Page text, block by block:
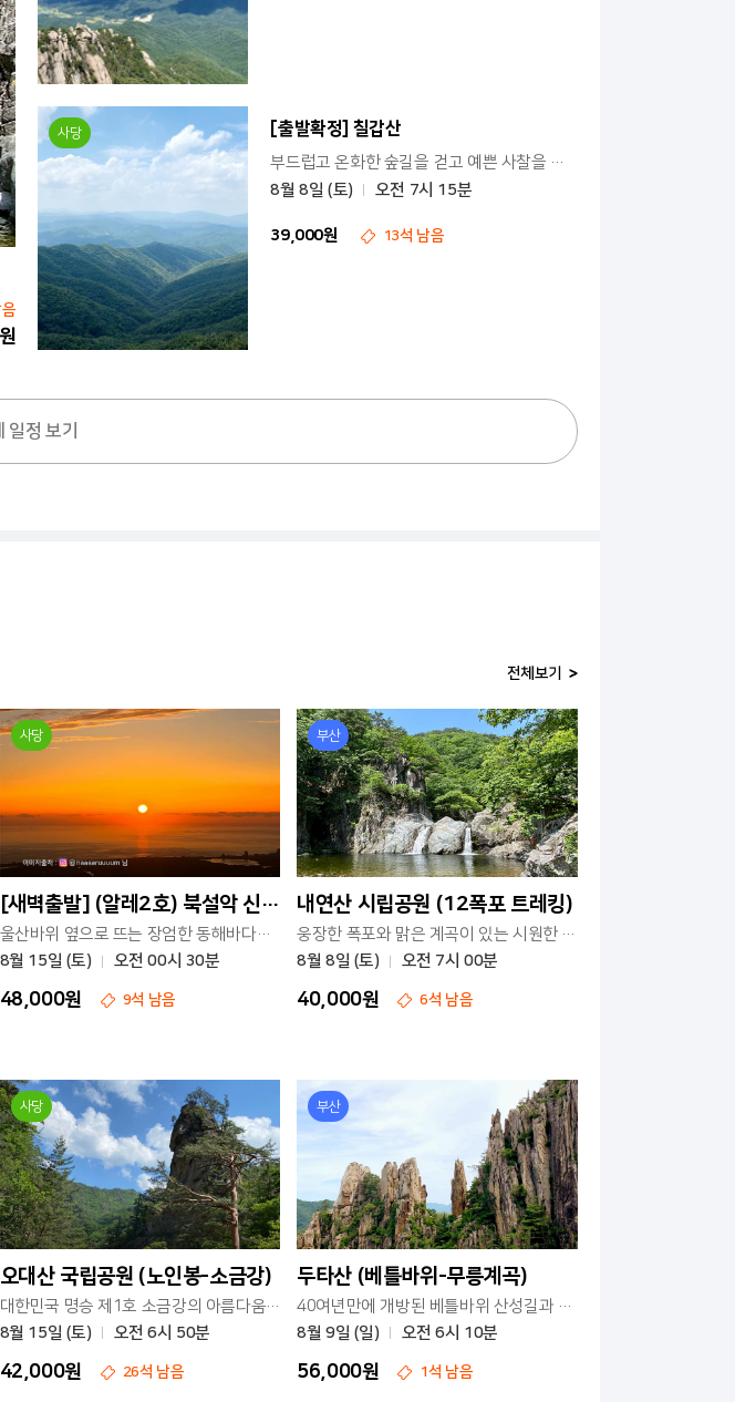
사당 [출발확정] 칠갑산
부드럽고 온화한 숲길을 걷고 예쁜 사찰을 방문해 보세요
8월 8일 (토)
오전 7시 15분
39,000원 13석 남음
일정 보기
전체보기
사당
[새벽출발] (알레2호) 북설악 신선대 일출 + 백담사 트레킹
울산바위 옆으로 뜨는 장엄한 동해바다의 일출을 즐겨보세요
8월 15일 (토)
오전 00시 30분
48,000원 9석 남음
부산
내연산 시립공원 (12폭포 트레킹)
웅장한 폭포와 맑은 계곡이 있는 시원한 산행지
8월 8일 (토)
오전 7시 00분
40,000원 6석 남음
사당
오대산 국립공원 (노인봉-소금강)
대한민국 명승 제1호 소금강의 아름다움을 만나세요
8월 15일 (토)
오전 6시 50분
42,000원 26석 남음
부산
두타산 (베틀바위-무릉계곡)
40여년만에 개방된 베틀바위 산성길과 무릉계곡 + 폭포
8월 9일 (일)
오전 6시 10분
56,000원 1석 남음